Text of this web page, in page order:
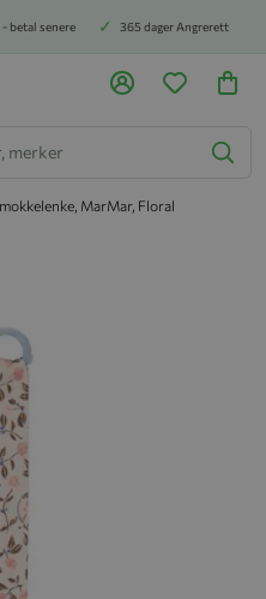
- betal senere 365 dager Angrerett
MarMar, Floral